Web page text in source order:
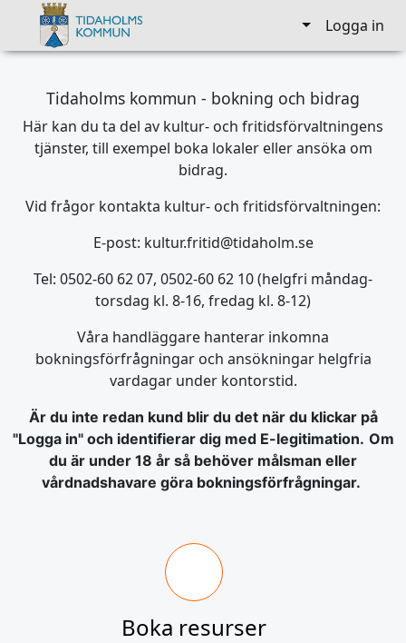
Logga in
Tidaholms kommun - bokning och bidrag
Här kan du ta del av kultur- och fritidsförvaltningens
tjänster, till exempel boka lokaler eller ansöka om
bidrag.
Vid frågor kontakta kultur- och fritidsförvaltningen:
E-post: kultur.fritid@tidaholm.se
Tel: 0502-60 62 07, 0502-60 62 10 (helgfri måndag-
torsdag kl. 8-16, fredag kl. 8-12)
Våra handläggare hanterar inkomna
bokningsförfrågningar och ansökningar helgfria
vardagar under kontorstid.
Är du inte redan kund blir du det när du klickar på
"Logga in" och identifierar dig med E-legitimation. Om
du är under 18 år så behöver målsman eller
vårdnadshavare göra bokningsförfrågningar.
Boka resurser